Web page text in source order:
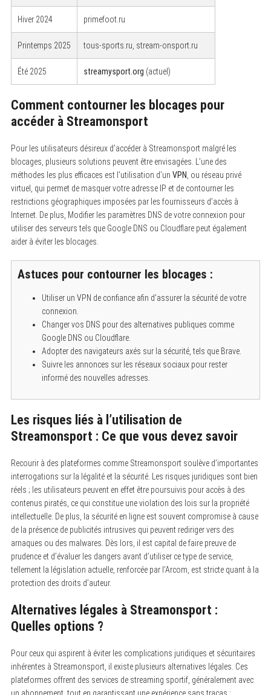
Hiver 2024 primefoot.ru
Printemps 2025 tous-sports.ru, stream-onsport.ru
Été 2025 streamysport.org (actuel)
Comment contourner les blocages pour
accéder à Streamonsport
Pour les utilisateurs désireux d’accéder à Streamonsport malgré les
blocages, plusieurs solutions peuvent être envisagées. L’une des
méthodes les plus efficaces est l’utilisation d’un VPN , ou réseau privé
virtuel, qui permet de masquer votre adresse IP et de contourner les
restrictions géographiques imposées par les fournisseurs d’accès à
Internet. De plus, Modifier les paramètres DNS de votre connexion pour
utiliser des serveurs tels que Google DNS ou Cloudflare peut également
aider à éviter les blocages.
Astuces pour contourner les blocages :
Utiliser un VPN de confiance afin d’assurer la sécurité de votre
connexion.
Changer vos DNS pour des alternatives publiques comme
Google DNS ou Cloudflare.
Adopter des navigateurs axés sur la sécurité, tels que Brave.
Suivre les annonces sur les réseaux sociaux pour rester
informé des nouvelles adresses.
Les risques liés à l’utilisation de
Streamonsport : Ce que vous devez savoir
Recourir à des plateformes comme Streamonsport soulève d’importantes
interrogations sur la légalité et la sécurité. Les risques juridiques sont bien
réels ; les utilisateurs peuvent en effet être poursuivis pour accès à des
contenus piratés, ce qui constitue une violation des lois sur la propriété
intellectuelle. De plus, la sécurité en ligne est souvent compromise à cause
de la présence de publicités intrusives qui peuvent rediriger vers des
arnaques ou des malwares. Dès lors, il est capital de faire preuve de
prudence et d’évaluer les dangers avant d’utiliser ce type de service,
tellement la législation actuelle, renforcée par l’Arcom, est stricte quant à la
protection des droits d’auteur.
Alternatives légales à Streamonsport :
Quelles options ?
Pour ceux qui aspirent à éviter les complications juridiques et sécuritaires
inhérentes à Streamonsport, il existe plusieurs alternatives légales. Ces
plateformes offrent des services de streaming sportif, généralement avec
S
a
r
c
h
f
o